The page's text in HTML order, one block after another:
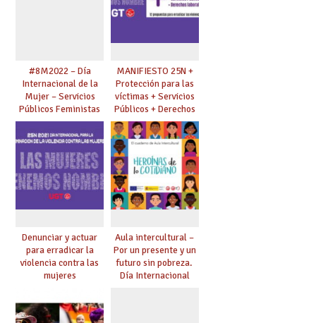
#8M2022 – Día
Internacional de la
Mujer – Servicios
Públicos Feministas
para Avanzar
MANIFIESTO 25N +
Protección para las
víctimas + Servicios
Públicos + Derechos
laborales
Denunciar y actuar
para erradicar la
violencia contra las
mujeres
Aula intercultural –
Por un presente y un
futuro sin pobreza.
Día Internacional